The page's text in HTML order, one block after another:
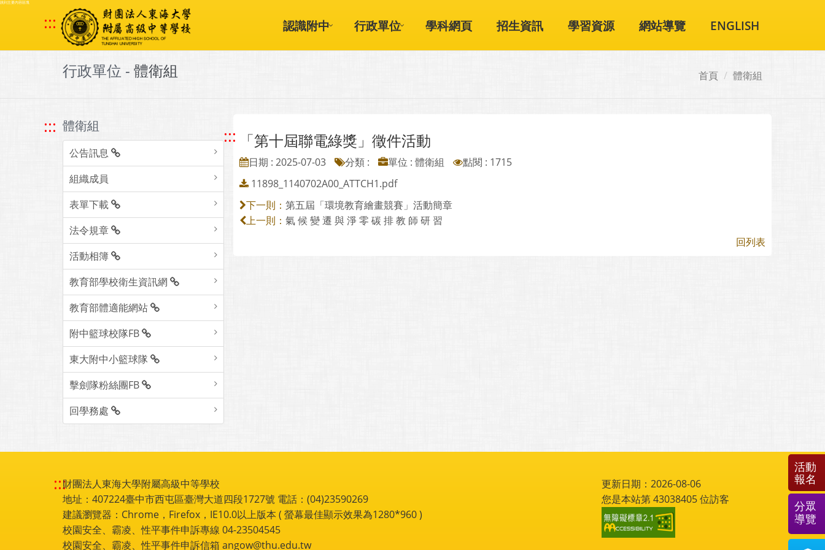
跳到主要內容區塊
::: 認識附中 行政單位 學科網頁 招生資訊 學習資源 網站導覽 ENGLISH
行政單位 - 體衛組 首頁 體衛組
::: 體衛組
公告訊息
組織成員
表單下載
法令規章
活動相簿
教育部學校衛生資訊網
教育部體適能網站
附中籃球校隊FB
東大附中小籃球隊
擊劍隊粉絲團FB
回學務處
::: 「第十屆聯電綠獎」徵件活動
日期 : 2025-07-03 分類 : 單位 : 體衛組
點閱 : 1715
11898_1140702A00_ATTCH1.pdf
下一則： 第五屆「環境教育繪畫競賽」活動簡章
上一則： 氣 候 變 遷 與 淨 零 碳 排 教 師 研 習
回列表
:::財團法人東海大學附屬高級中等學校
地址：407224臺中市西屯區臺灣大道四段1727號 電話：(04)23590269
建議瀏覽器：Chrome，Firefox，IE10.0以上版本 ( 螢幕最佳顯示效果為1280*960 )
校園安全、霸凌、性平事件申訴專線 04-23504545
校園安全、霸凌、性平事件申訴信箱 angow@thu.edu.tw
更新日期：2026-08-06
您是本站第43038405位訪客
活動
報名
分眾
導覽